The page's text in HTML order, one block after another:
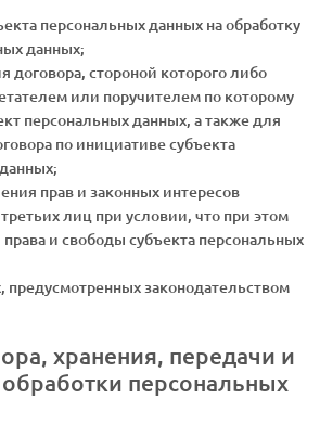
персональных данных на обработку
данных;
договора, стороной которого либо
или поручителем по которому
персональных данных, а также для
по инициативе субъекта
прав и законных интересов
лиц при условии, что при этом
и свободы субъекта персональных
предусмотренных законодательством
хранения, передачи и
персональных